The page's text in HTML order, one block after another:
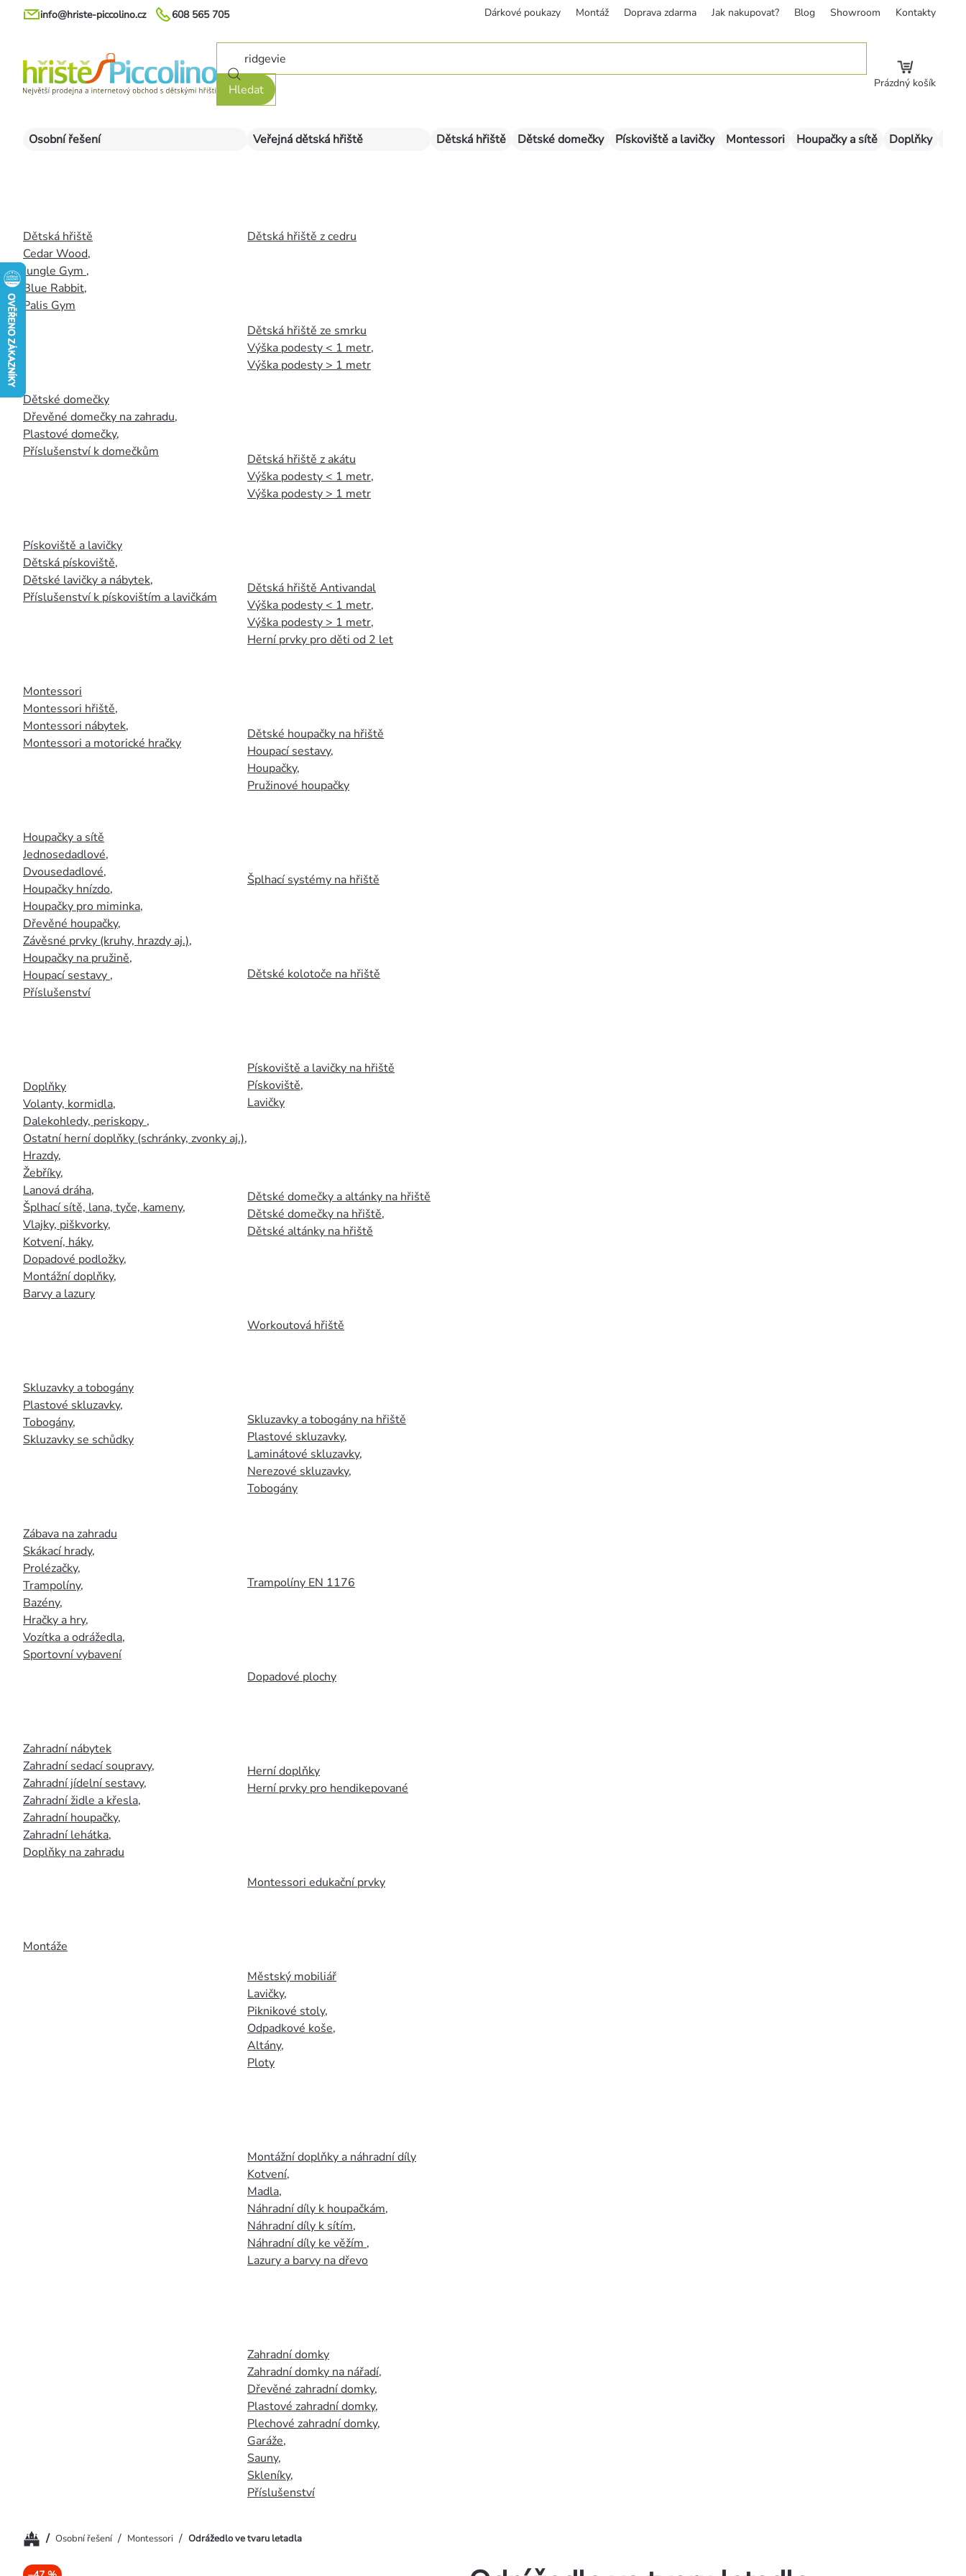
Přejít
608 565 705
info@hriste-piccolino.cz Dárkové poukazy Montáž Doprava zdarma Jak nakupovat? Blog Showroom Kontakty
Hledat Prázdný košík
Osobní řešení
Dětská hřiště
Cedar Wood,
Jungle Gym ,
Blue Rabbit,
Palis Gym
Dětské domečky
Dřevěné domečky na zahradu,
Plastové domečky,
Příslušenství k domečkům
Pískoviště a lavičky
Dětská pískoviště,
Dětské lavičky a nábytek,
Příslušenství k pískovištím a lavičkám
Montessori
Montessori hřiště,
Montessori nábytek,
Montessori a motorické hračky
Houpačky a sítě
Jednosedadlové,
Dvousedadlové,
Houpačky hnízdo,
Houpačky pro miminka,
Dřevěné houpačky,
Závěsné prvky (kruhy, hrazdy aj.),
Houpačky na pružině,
Houpací sestavy ,
Příslušenství
Doplňky
Volanty, kormidla,
Dalekohledy, periskopy ,
Ostatní herní doplňky (schránky, zvonky aj.),
Hrazdy,
Žebříky,
Lanová dráha,
Šplhací sítě, lana, tyče, kameny,
Vlajky, piškvorky,
Kotvení, háky,
Dopadové podložky,
Montážní doplňky,
Barvy a lazury
Skluzavky a tobogány
Plastové skluzavky,
Tobogány,
Skluzavky se schůdky
Zábava na zahradu
Skákací hrady,
Prolézačky,
Trampolíny,
Bazény,
Hračky a hry,
Vozítka a odrážedla,
Sportovní vybavení
Zahradní nábytek
Zahradní sedací soupravy,
Zahradní jídelní sestavy,
Zahradní židle a křesla,
Zahradní houpačky,
Zahradní lehátka,
Doplňky na zahradu
Montáže
Veřejná dětská hřiště
Dětská hřiště z cedru
Dětská hřiště ze smrku
Výška podesty < 1 metr,
Výška podesty > 1 metr
Dětská hřiště z akátu
Výška podesty < 1 metr,
Výška podesty > 1 metr
Dětská hřiště Antivandal
Výška podesty < 1 metr,
Výška podesty > 1 metr,
Herní prvky pro děti od 2 let
Dětské houpačky na hřiště
Houpací sestavy,
Houpačky,
Pružinové houpačky
Šplhací systémy na hřiště
Dětské kolotoče na hřiště
Pískoviště a lavičky na hřiště
Pískoviště,
Lavičky
Dětské domečky a altánky na hřiště
Dětské domečky na hřiště,
Dětské altánky na hřiště
Workoutová hřiště
Skluzavky a tobogány na hřiště
Plastové skluzavky,
Laminátové skluzavky,
Nerezové skluzavky,
Tobogány
Trampolíny EN 1176
Dopadové plochy
Herní doplňky
Herní prvky pro hendikepované
Montessori edukační prvky
Městský mobiliář
Lavičky,
Piknikové stoly,
Odpadkové koše,
Altány,
Ploty
Montážní doplňky a náhradní díly
Kotvení,
Madla,
Náhradní díly k houpačkám,
Náhradní díly k sítím,
Náhradní díly ke věžím ,
Lazury a barvy na dřevo
Zahradní domky
Zahradní domky na nářadí,
Dřevěné zahradní domky,
Plastové zahradní domky,
Plechové zahradní domky,
Garáže,
Sauny,
Skleníky,
Příslušenství
Dětská hřiště Dětské domečky Pískoviště a lavičky Montessori Houpačky a sítě Doplňky
Domů/ Osobní řešení / Montessori / Odrážedlo ve tvaru letadla